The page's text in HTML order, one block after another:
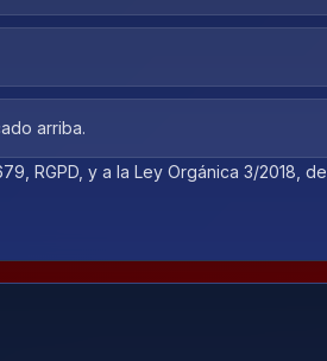
arriba.
RGPD, y a la Ley Orgánica 3/2018, de